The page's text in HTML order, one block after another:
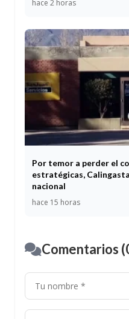
hace 2 horas
Por temor a perder el
estratégicas,
nacional
hace 15 horas
Comentarios